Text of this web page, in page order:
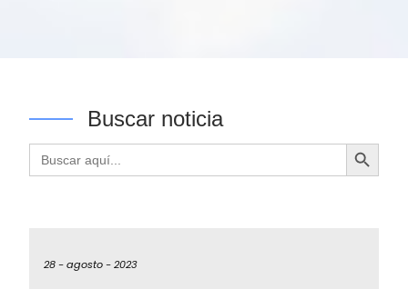
Buscar noticia
Buscar: Botón de búsqueda
28 -agosto -2023